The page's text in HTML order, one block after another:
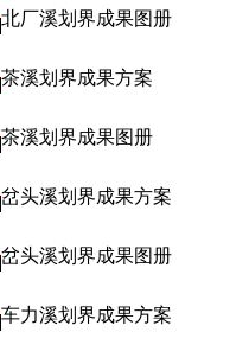
北厂溪划界成果图册
茶溪划界成果方案
茶溪划界成果图册
岔头溪划界成果方案
岔头溪划界成果图册
车力溪划界成果方案